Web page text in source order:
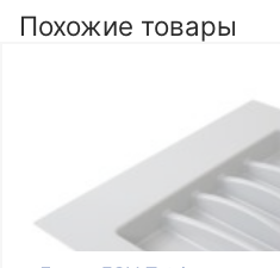
ALBA
Похожие товары